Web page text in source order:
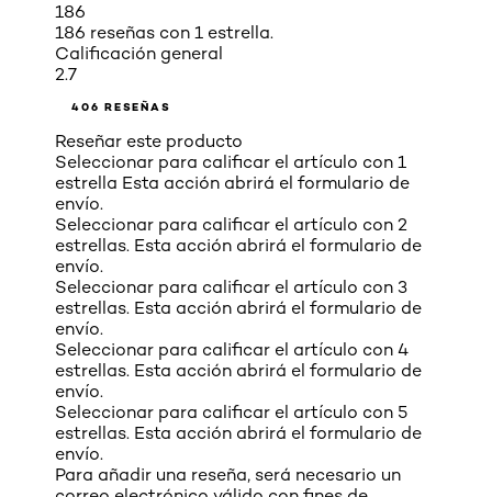
186
186 reseñas con 1 estrella.
Calificación general
2.7
406 RESEÑAS
Reseñar este producto
Seleccionar para calificar el artículo con 1
estrella Esta acción abrirá el formulario de
envío.
Seleccionar para calificar el artículo con 2
estrellas. Esta acción abrirá el formulario de
envío.
Seleccionar para calificar el artículo con 3
estrellas. Esta acción abrirá el formulario de
envío.
Seleccionar para calificar el artículo con 4
estrellas. Esta acción abrirá el formulario de
envío.
Seleccionar para calificar el artículo con 5
estrellas. Esta acción abrirá el formulario de
envío.
Para añadir una reseña, será necesario un